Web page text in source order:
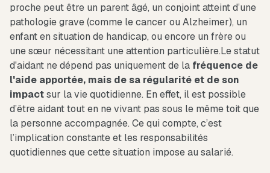
proche peut être un parent âgé, un conjoint atteint d’une
pathologie grave (comme le cancer ou Alzheimer), un
enfant en situation de handicap, ou encore un frère ou
une sœur nécessitant une attention particulière.Le statut
d'aidant ne dépend pas uniquement de la fréquence de
l'aide apportée, mais de sa régularité et de son
impactsur la vie quotidienne. En effet, il est possible
d’être aidant tout en ne vivant pas sous le même toit que
la personne accompagnée. Ce qui compte, c’est
l’implication constante et les responsabilités
quotidiennes que cette situation impose au salarié.